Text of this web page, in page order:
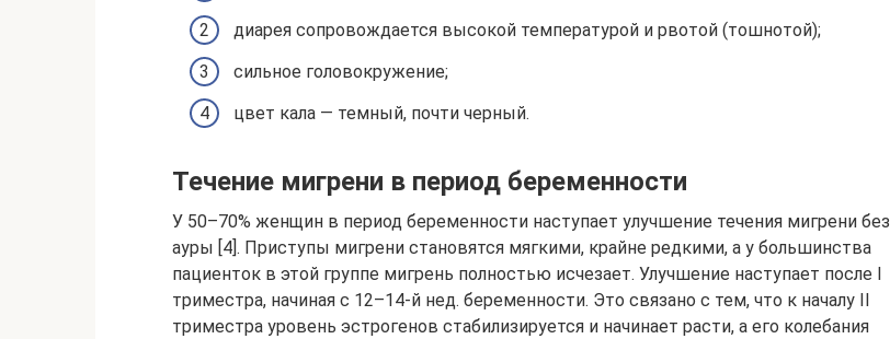
диарея сопровождается высокой температурой и рвотой (тошнотой);
сильное головокружение;
цвет кала — темный, почти черный.
Течение мигрени в период беременности
У 50–70% женщин в период беременности наступает улучшение течения мигрени без
ауры [4]. Приступы мигрени становятся мягкими, крайне редкими, а у большинства
пациенток в этой группе мигрень полностью исчезает. Улучшение наступает после I
триместра, начиная с 12–14-й нед. беременности. Это связано с тем, что к началу II
триместра уровень эстрогенов стабилизируется и начинает расти, а его колебания